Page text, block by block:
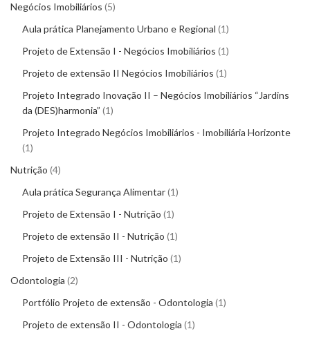
Negócios Imobiliários 5
Aula prática Planejamento Urbano e Regional 1
Projeto de Extensão I - Negócios Imobiliários 1
Projeto de extensão II Negócios Imobiliários 1
Projeto Integrado Inovação II – Negócios Imobiliários “Jardins
da (DES)harmonia” 1
Projeto Integrado Negócios Imobiliários - Imobiliária Horizonte
1
Nutrição 4
Aula prática Segurança Alimentar 1
Projeto de Extensão I - Nutrição 1
Projeto de extensão II - Nutrição 1
Projeto de Extensão III - Nutrição 1
Odontologia 2
Portfólio Projeto de extensão - Odontologia 1
Projeto de extensão II - Odontologia 1